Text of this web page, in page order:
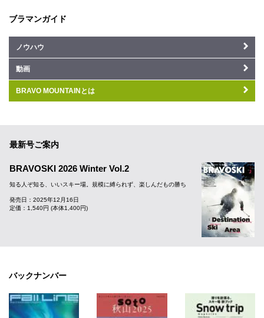
ブラマンガイド
ノウハウ
動画
BRAVO MOUNTAINとは
最新号ご案内
BRAVOSKI 2026 Winter Vol.2
知る人ぞ知る、いいスキー場。規模に縛られず、楽しんだもの勝ち
発売日：2025年12月16日
定価：1,540円 (本体1,400円)
バックナンバー